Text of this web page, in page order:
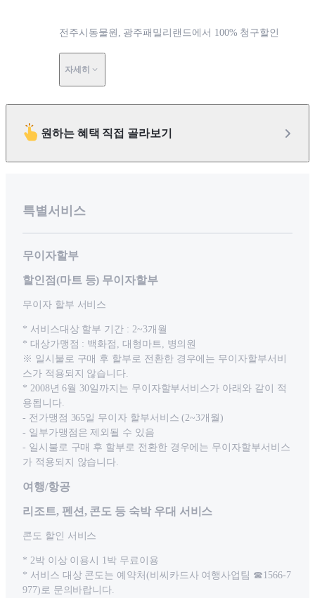
전주시동물원, 광주패밀리랜드에서 100% 청구할인
자세히
원하는 혜택 직접 골라보기
특별서비스
무이자할부
할인점(마트 등) 무이자할부
무이자 할부 서비스
* 서비스대상 할부 기간 : 2~3개월
* 대상가맹점 : 백화점, 대형마트, 병의원
※ 일시불로 구매 후 할부로 전환한 경우에는 무이자할부서비
스가 적용되지 않습니다.
* 2008년 6월 30일까지는 무이자할부서비스가 아래와 같이 적
용됩니다.
- 전가맹점 365일 무이자 할부서비스 (2~3개월)
- 일부가맹점은 제외될 수 있음
- 일시불로 구매 후 할부로 전환한 경우에는 무이자할부서비스
가 적용되지 않습니다.
여행/항공
리조트, 펜션, 콘도 등 숙박 우대 서비스
콘도 할인 서비스
* 2박 이상 이용시 1박 무료이용
* 서비스 대상 콘도는 예약처(비씨카드사 여행사업팀 ☎1566-7
977)로 문의바랍니다.